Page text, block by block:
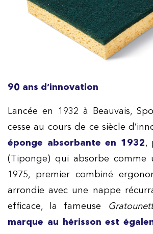
90 ans d’innovation
Lancée en 1932 à Beauvais,
cesse au cours de ce siècle
éponge absorbante en 1932,
(Tiponge) qui absorbe comme
1975, premier combiné
arrondie avec une nappe
efficace, la fameuse
marque au hérisson est